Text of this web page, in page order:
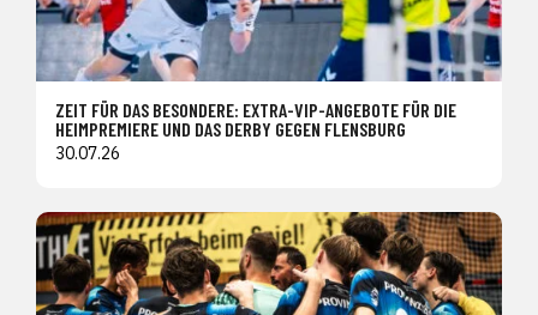
ZEIT FÜR DAS BESONDERE: EXTRA-VIP-ANGEBOTE FÜR DIE
HEIMPREMIERE UND DAS DERBY GEGEN FLENSBURG
30.07.26